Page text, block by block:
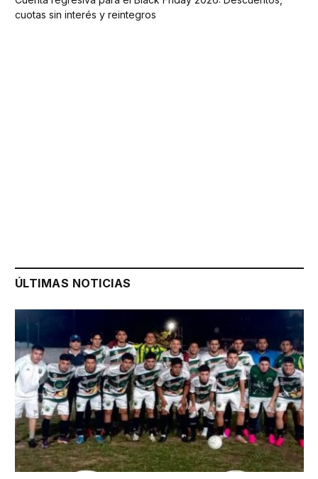
cuotas sin interés y reintegros
ÚLTIMAS NOTICIAS